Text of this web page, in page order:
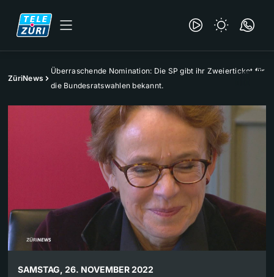
ZüriNews
Überraschende Nomination: Die SP gibt ihr Zweierticket für
die Bundesratswahlen bekannt.
SAMSTAG, 26. NOVEMBER 2022